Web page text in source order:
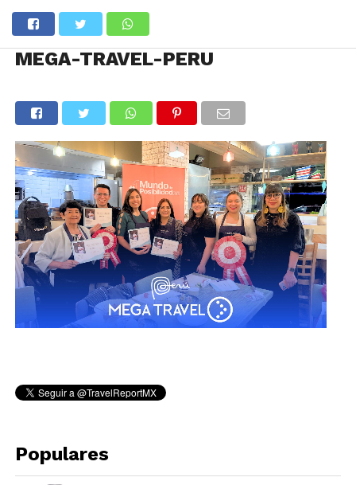
MEGA-TRAVEL-PERU
Populares